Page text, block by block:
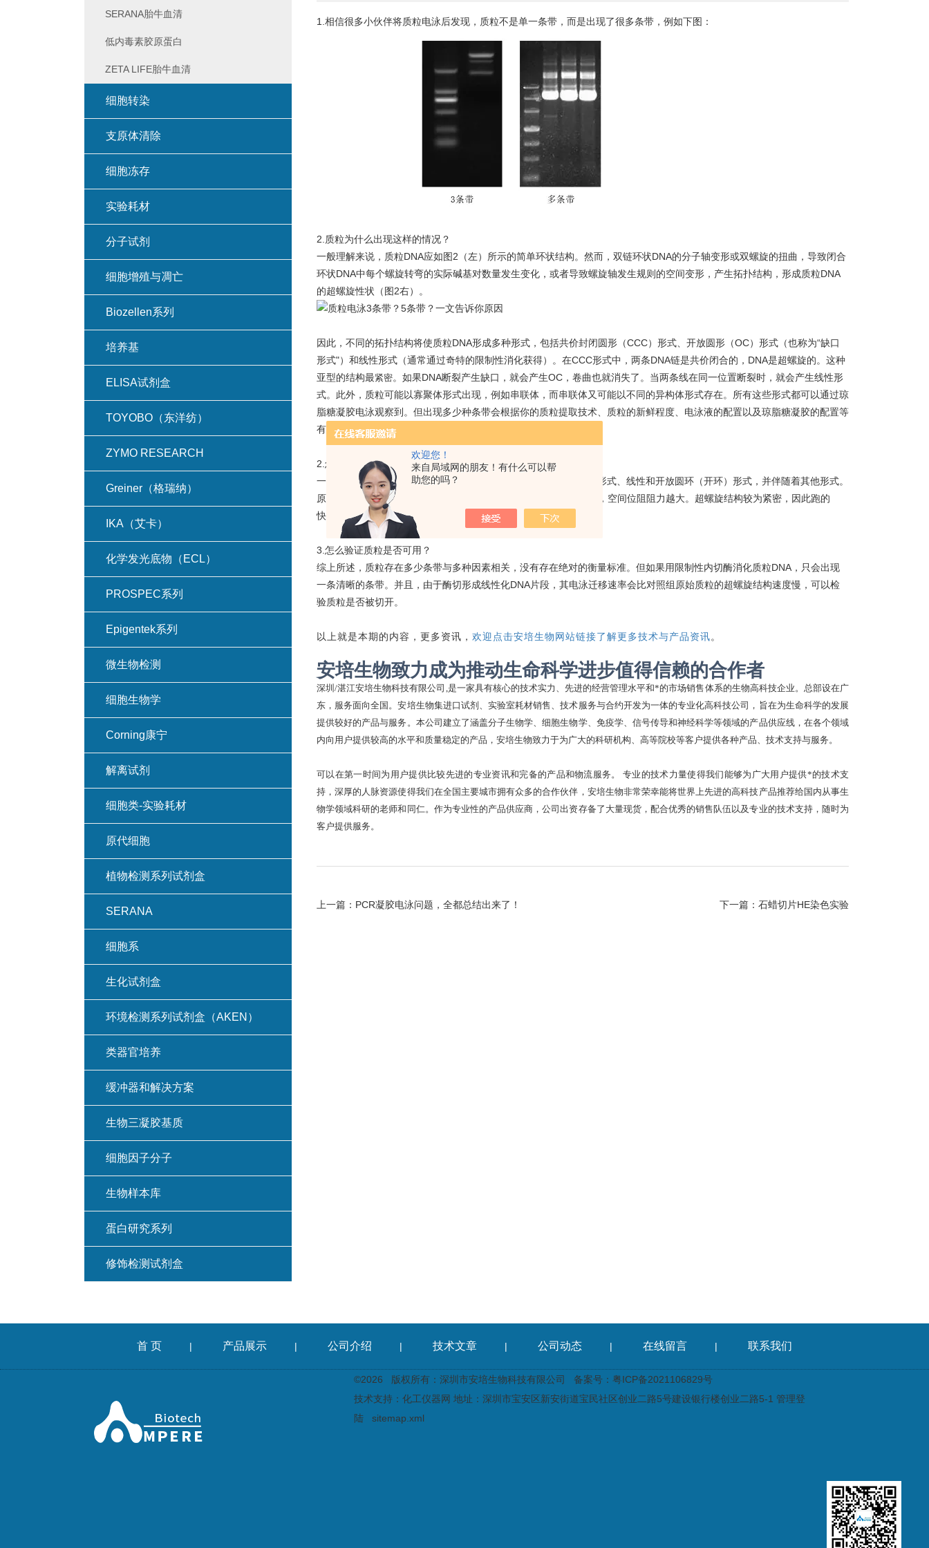
欢迎您！
来自局域网的朋友！有什么可以帮
助您的吗？
1.相信很多小伙伴将质粒电泳后发现，质粒不是单一条带，而是出现了很多条带，例如下图：
2.质粒为什么出现这样的情况？
一般理解来说，质粒DNA应如图2（左）所示的简单环状结构。然而，双链环状DNA的分子轴变形或双螺旋的扭曲，导致闭合
环状DNA中每个螺旋转弯的实际碱基对数量发生变化，或者导致螺旋轴发生规则的空间变形，产生拓扑结构，形成质粒DNA
的超螺旋性状（图2右）。
因此，不同的拓扑结构将使质粒DNA形成多种形式，包括共价封闭圆形（CCC）形式、开放圆形（OC）形式（也称为“缺口
形式"）和线性形式（通常通过奇特的限制性消化获得）。在CCC形式中，两条DNA链是共价闭合的，DNA是超螺旋的。这种
亚型的结构最紧密。如果DNA断裂产生缺口，就会产生OC，卷曲也就消失了。当两条线在同一位置断裂时，就会产生线性形
式。此外，质粒可能以寡聚体形式出现，例如串联体，而串联体又可能以不同的异构体形式存在。所有这些形式都可以通过琼
脂糖凝胶电泳观察到。但出现多少种条带会根据你的质粒提取技术、质粒的新鲜程度、电泳液的配置以及琼脂糖凝胶的配置等
有所不同。
2.怎么区分质粒的电泳条带？
一般来说，质粒迁移速度由快到慢分别是共价封闭原形（超螺旋）形式
线性和开放圆环（开环）形式， 并伴随着其他形式。
原因是：电泳DNA迁移速率与分子大小和构象相关，分子构象越大，空间位阻阻力越大。超螺旋结构较为紧密，因此跑的
快；开环质粒由于DNA断开，阻力增大，因此跑的最慢。
3.怎么验证质粒是否可用？
综上所述，质粒存在多少条带与多种因素相关，没有存在绝对的衡量标准。但如果用限制性内切酶消化质粒DNA，只会出现
一条清晰的条带。并且，由于酶切形成线性化DNA片段，其电泳迁移速率会比对照组原始质粒的超螺旋结构速度慢，可以检
验质粒是否被切开。
以上就是本期的内容，更多资讯， 欢迎点击安培生物网站链接了解更多技术与产品资讯。
安培生物致力成为推动生命科学进步值得信赖的合作者
深圳/湛江安培生物科技有限公司,是一家具有核心的技术实力、先进的经营管理水平和*的市场销售体系的生物高科技企业。总部设在广
东，服务面向全国。安培生物集进口试剂、实验室耗材销售、技术服务与合约开发为一体的专业化高科技公司，旨在为生命科学的发展
提供较好的产品与服务。本公司建立了涵盖分子生物学、细胞生物学、免疫学、信号传导和神经科学等领域的产品供应线，在各个领域
内向用户提供较高的水平和质量稳定的产品，安培生物致力于为广大的科研机构、高等院校等客户提供各种产品、技术支持与服务。
可以在第一时间为用户提供比较先进的专业资讯和完备的产品和物流服务。
专业的技术力量使得我们能够为广大用户提供*的技术支
持，深厚的人脉资源使得我们在全国主要城市拥有众多的合作伙伴，安培生物非常荣幸能将世界上先进的高科技产品推荐给国内从事生
物学领域科研的老师和同仁。作为专业性的产品供应商，公司出资存备了大量现货，配合优秀的销售队伍以及专业的技术支持，随时为
客户提供服务。
下一篇： 石蜡切片HE染色实验
上一篇： PCR凝胶电泳问题，全都总结出来了！
SERANA胎牛血清
低内毒素胶原蛋白
ZETA LIFE胎牛血清
细胞转染
支原体清除
细胞冻存
实验耗材
分子试剂
细胞增殖与凋亡
Biozellen系列
培养基
ELISA试剂盒
TOYOBO（东洋纺）
ZYMO RESEARCH
Greiner（格瑞纳）
IKA（艾卡）
化学发光底物（ECL）
PROSPEC系列
Epigentek系列
微生物检测
细胞生物学
Corning康宁
解离试剂
细胞类-实验耗材
原代细胞
植物检测系列试剂盒
SERANA
细胞系
生化试剂盒
环境检测系列试剂盒（AKEN）
类器官培养
缓冲器和解决方案
生物三凝胶基质
细胞因子分子
生物样本库
蛋白研究系列
修饰检测试剂盒
首 页 | 产品展示 | 公司介绍 | 技术文章 | 公司动态 | 在线留言 | 联系我们
©2026 版权所有：深圳市安培生物科技有限公司 备案号：粤ICP备2021106829号
技术支持： 化工仪器网 地址：深圳市宝安区新安街道宝民社区创业二路5号建设银行楼创业二路5-1 管理登
陆
sitemap.xml